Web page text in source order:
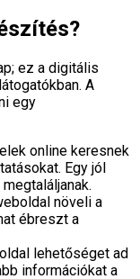
ez a digitális
A
egy
online keresnek
Egy jól
növeli a
ébreszt a
lehetőséget ad
információkat a